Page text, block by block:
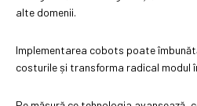
alte domenii.
Implementarea cobots poate
costurile și transforma radical modul